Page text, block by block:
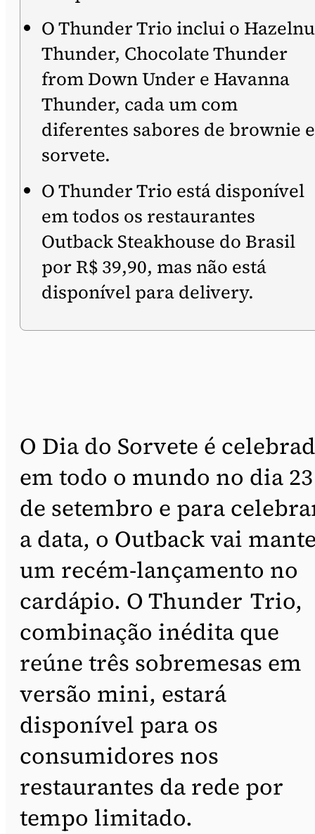
O Thunder Trio inclui o
Thunder, Chocolate Thunder
from Down Under e Havanna
Thunder, cada um com
diferentes sabores de brownie e
sorvete.
O Thunder Trio está disponível
em todos os restaurantes
Outback Steakhouse do Brasil
por R$ 39,90, mas não está
disponível para delivery.
O Dia do Sorvete é
em todo o mundo no dia 23
de setembro e para
a data, o Outback vai
um recém-lançamento no
cardápio. O Thunder Trio,
combinação inédita que
reúne três sobremesas em
versão mini, estará
disponível para os
consumidores nos
restaurantes da rede por
tempo limitado.